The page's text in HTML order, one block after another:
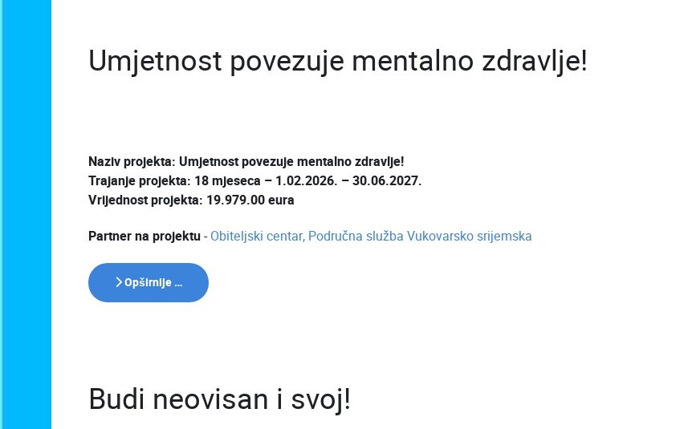
Umjetnost povezuje mentalno zdravlje!
Naziv projekta: Umjetnost povezuje mentalno zdravlje!
Trajanje projekta: 18 mjeseca – 1.02.2026. – 30.06.2027.
Vrijednost projekta: 19.979.00 eura
Partner na projektu-Obiteljski centar, Područna služba Vukovarsko srijemska
Opširnije …
Budi neovisan i svoj!